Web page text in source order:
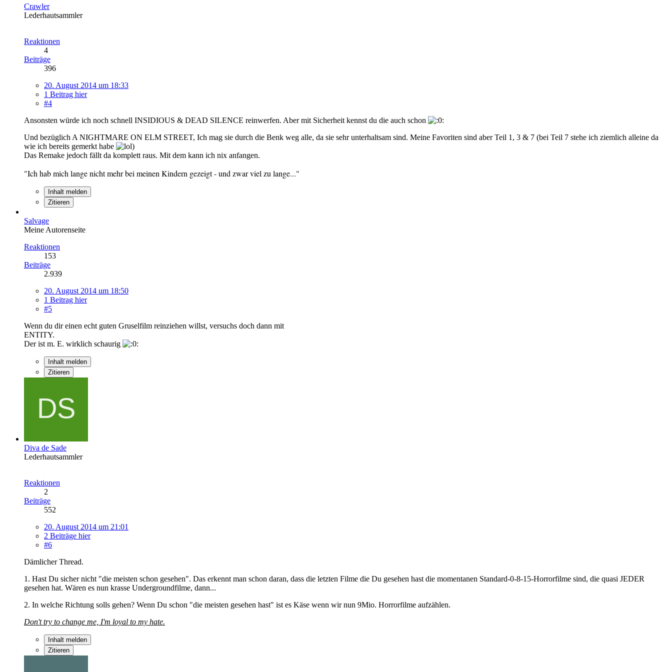
Crawler
Lederhautsammler
Reaktionen
4
Beiträge
396
20. August 2014 um 18:33
1 Beitrag hier
#4
Ansonsten würde ich noch schnell INSIDIOUS & DEAD SILENCE reinwerfen. Aber mit Sicherheit kennst du die auch schon
Und bezüglich A NIGHTMARE ON ELM STREET, Ich mag sie durch die Benk weg alle, da sie sehr unterhaltsam sind. Meine Favoriten sind aber Teil 1, 3 & 7 (bei Teil 7 stehe ich ziemlich alleine da
wie ich bereits gemerkt habe
)
Das Remake jedoch fällt da komplett raus. Mit dem kann ich nix anfangen.
"Ich hab mich lange nicht mehr bei meinen Kindern gezeigt - und zwar viel zu lange..."
Inhalt melden
Zitieren
Salvage
Meine Autorenseite
Reaktionen
153
Beiträge
2.939
20. August 2014 um 18:50
1 Beitrag hier
#5
Wenn du dir einen echt guten Gruselfilm reinziehen willst, versuchs doch dann mit
ENTITY.
Der ist m. E. wirklich schaurig
Inhalt melden
Zitieren
Diva de Sade
Lederhautsammler
Reaktionen
2
Beiträge
552
20. August 2014 um 21:01
2 Beiträge hier
#6
Dämlicher Thread.
1. Hast Du sicher nicht "die meisten schon gesehen". Das erkennt man schon daran, dass die letzten Filme die Du gesehen hast die momentanen Standard-0-8-15-Horrorfilme sind, die quasi JEDER
gesehen hat. Wären es nun krasse Undergroundfilme, dann...
2. In welche Richtung solls gehen? Wenn Du schon "die meisten gesehen hast" ist es Käse wenn wir nun 9Mio. Horrorfilme aufzählen.
Don't try to change me, I'm loyal to my hate.
Inhalt melden
Zitieren